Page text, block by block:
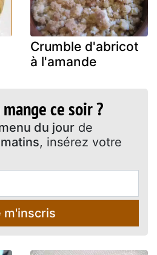
Crumble d'abricot
à l'amande
ce soir ?
du jour de
, insérez votre
m'inscris